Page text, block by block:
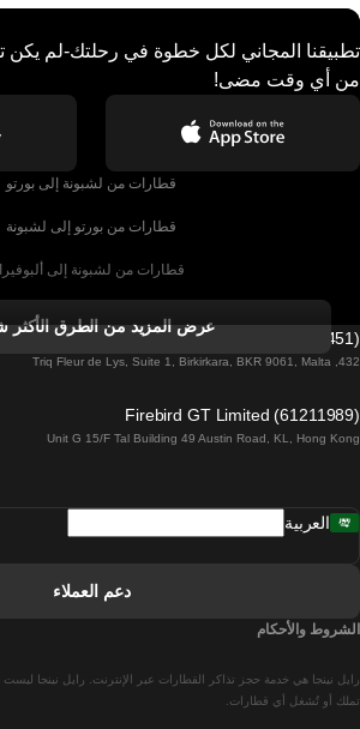
تطبيقنا المجاني لكل خطوة في رحلتك-لم
من أي وقت مضى!
قطارات من لشبونة إلى بورتو
قطارات من بورتو إلى لشبونة
قطارات من لشبونة إلى ألبوفيرا
قطارات من ألبوفيرا إلى لشبونة
قطارات من لشبونة إلى لاغوس
قطارات من لشبونة إلى مدريد
عرض المزيد من الطرق الأكثر
Firebird GT Limited (OC 1451)
432, Triq Fleur de Lys, Suite 1, Birkirkara, BKR 9061, Malta
Firebird GT Limited (61211989)
Unit G 15/F Tal Building 49 Austin Road, KL, Hong Kong
رايل نينجا هي خدمة حجز تذاكر القطارات عبر الإنترنت. رايل نينجا
تملك أو تُشغل أي قطارات.
العربية
دعم العملاء
الشروط والأحكام